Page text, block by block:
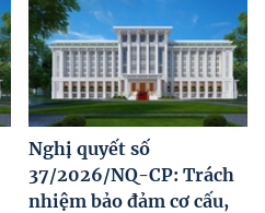
Nghị quyết số
37/2026/NQ-CP: Trách
nhiệm bảo đảm cơ cấu,